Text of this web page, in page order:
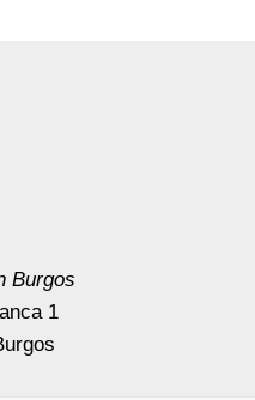
Burgos
1